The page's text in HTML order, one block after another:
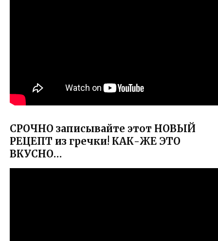
СРОЧНО записывайте этот НОВЫЙ
РЕЦЕПТ из гречки! КАК-ЖЕ ЭТО
ВКУСНО…